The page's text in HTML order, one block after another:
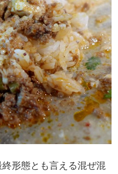
形態とも言える混ぜ混